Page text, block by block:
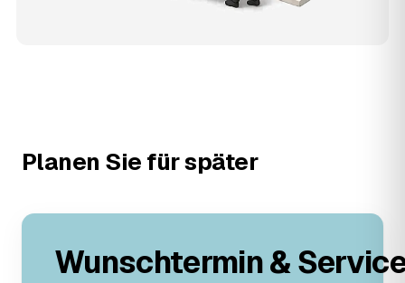
Planen Sie für später
Wunschtermin &